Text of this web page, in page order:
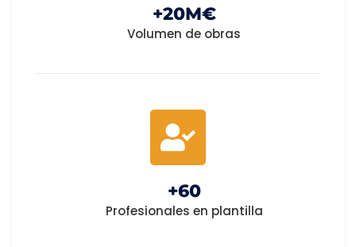
Volumen de obras
+20M€
Profesionales en plantilla
+60